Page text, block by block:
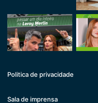
Politica de privacidade
Sala de imprensa